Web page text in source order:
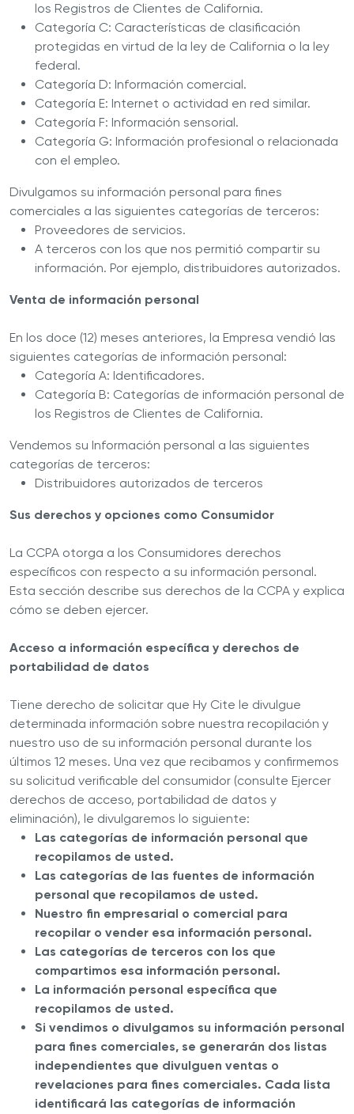
los Registros de Clientes de California.
Categoría C: Características de clasificación
protegidas en virtud de la ley de California o la ley
federal.
Categoría D: Información comercial.
Categoría E: Internet o actividad en red similar.
Categoría F: Información sensorial.
Categoría G: Información profesional o relacionada
con el empleo.
Divulgamos su información personal para fines
comerciales a las siguientes categorías de terceros:
Proveedores de servicios.
A terceros con los que nos permitió compartir su
información. Por ejemplo, distribuidores autorizados.
Venta de información personal
En los doce (12) meses anteriores, la Empresa vendió las
siguientes categorías de información personal:
Categoría A: Identificadores.
Categoría B: Categorías de información personal de
los Registros de Clientes de California.
Vendemos su Información personal a las siguientes
categorías de terceros:
Distribuidores autorizados de terceros
Sus derechos y opciones como Consumidor
La CCPA otorga a los Consumidores derechos
específicos con respecto a su información personal.
Esta sección describe sus derechos de la CCPA y explica
cómo se deben ejercer.
Acceso a información específica y derechos de
portabilidad de datos
Tiene derecho de solicitar que Hy Cite le divulgue
determinada información sobre nuestra recopilación y
nuestro uso de su información personal durante los
últimos 12 meses. Una vez que recibamos y confirmemos
su solicitud verificable del consumidor (consulte Ejercer
derechos de acceso, portabilidad de datos y
eliminación), le divulgaremos lo siguiente:
Las categorías de información personal que
recopilamos de usted.
Las categorías de las fuentes de información
personal que recopilamos de usted.
Nuestro fin empresarial o comercial para
recopilar o vender esa información personal.
Las categorías de terceros con los que
compartimos esa información personal.
La información personal específica que
recopilamos de usted.
Si vendimos o divulgamos su información personal
para fines comerciales, se generarán dos listas
independientes que divulguen ventas o
revelaciones para fines comerciales. Cada lista
identificará las categorías de información